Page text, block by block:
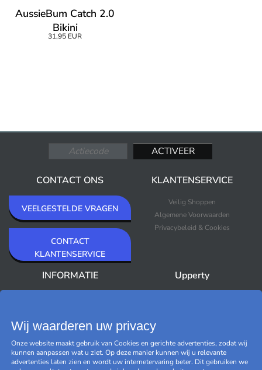
AussieBum Catch 2.0
Bikini
31,95 EUR
CONTACT ONS
VEELGESTELDE VRAGEN
CONTACT
KLANTENSERVICE
KLANTENSERVICE
Veilig Shoppen
Algemene Voorwaarden
Privacybeleid & Cookies
INFORMATIE Upperty
Black Friday
Beheer cookies
Wij waarderen uw privacy
Onze website maakt gebruik van Cookies en gerichte advertenties, zodat wij
kunnen aanpassen wat u ziet. Op deze manier kunnen wij u relevante
advertenties laten zien en wordt uw internetervaring beter. Dit gebruiken we